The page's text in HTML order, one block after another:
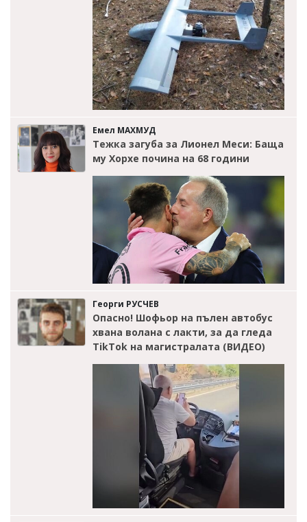
Емел МАХМУД
Тежка загуба за Лионел Меси: Баща
му Хорхе почина на 68 години
Георги РУСЧЕВ
Опасно! Шофьор на пълен автобус
хвана волана с лакти, за да гледа
TikTok на магистралата (ВИДЕО)